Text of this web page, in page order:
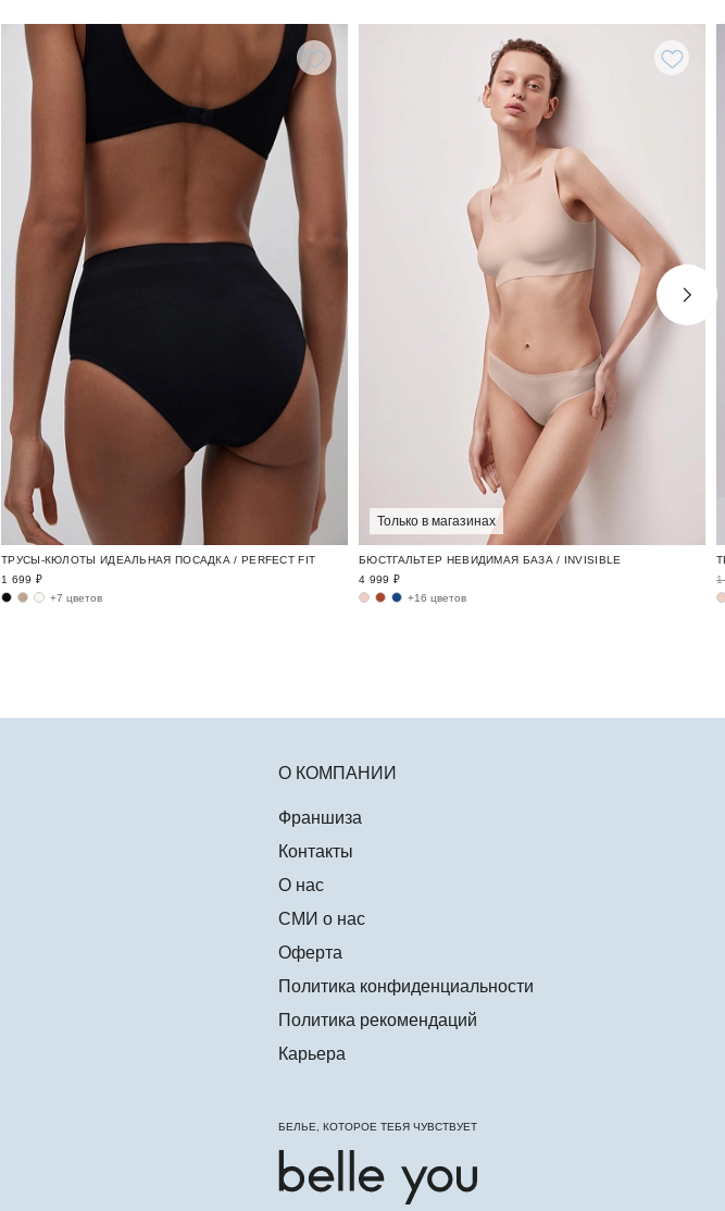
ТРУСЫ-КЮЛОТЫ ИДЕАЛЬНАЯ ПОСАДКА / PERFECT FIT
1 699 ₽
+7 цветов
Только в магазинах
БЮСТГАЛЬТЕР НЕВИДИМАЯ БАЗА / INVISIBLE
4 999 ₽
+16 цветов
1
О КОМПАНИИ
Франшиза
Контакты
О нас
СМИ о нас
Оферта
Политика конфиденциальности
Политика рекомендаций
Карьера
БЕЛЬЕ, КОТОРОЕ ТЕБЯ ЧУВСТВУЕТ